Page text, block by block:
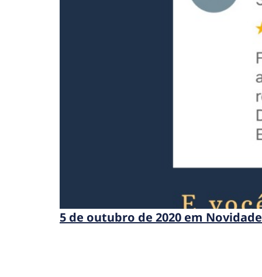
5 de outubro de 2020 em